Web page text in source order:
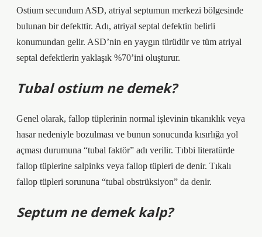
Ostium secundum ASD, atriyal septumun merkezi bölgesinde
bulunan bir defekttir. Adı, atriyal septal defektin belirli
konumundan gelir. ASD’nin en yaygın türüdür ve tüm atriyal
septal defektlerin yaklaşık %70’ini oluşturur.
Tubal ostium ne demek?
Genel olarak, fallop tüplerinin normal işlevinin tıkanıklık veya
hasar nedeniyle bozulması ve bunun sonucunda kısırlığa yol
açması durumuna “tubal faktör” adı verilir. Tıbbi literatürde
fallop tüplerine salpinks veya fallop tüpleri de denir. Tıkalı
fallop tüpleri sorununa “tubal obstrüksiyon” da denir.
Septum ne demek kalp?